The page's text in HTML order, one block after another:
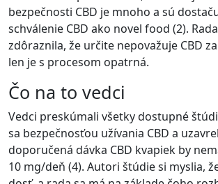
bezpečnosti CBD je mnoho a sú
schválenie CBD ako novel food (2).
zdôraznila, že určite nepovažuje CBD
len je s procesom opatrná.
Čo na to vedci
Vedci preskúmali všetky dostupné
sa bezpečnosťou užívania CBD a
doporučená dávka CBD kvapiek by
10 mg/deň (4). Autori štúdie si myslia,